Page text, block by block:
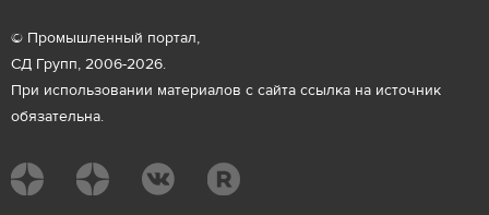
© Промышленный портал,
СД Групп, 2006-2026.
При использовании материалов с сайта ссылка на источник
обязательна.